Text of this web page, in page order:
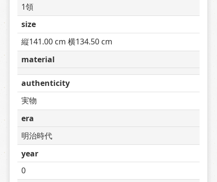
1領
size
縦141.00 cm 横134.50 cm
material
authenticity
実物
era
明治時代
year
0